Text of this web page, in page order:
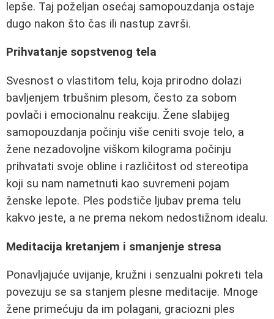
lepše. Taj poželjan osećaj samopouzdanja ostaje
dugo nakon što čas ili nastup završi.
Prihvatanje sopstvenog tela
Svesnost o vlastitom telu, koja prirodno dolazi
bavljenjem trbušnim plesom, često za sobom
povlači i emocionalnu reakciju. Žene slabijeg
samopouzdanja počinju više ceniti svoje telo, a
žene nezadovoljne viškom kilograma počinju
prihvatati svoje obline i različitost od stereotipa
koji su nam nametnuti kao suvremeni pojam
ženske lepote. Ples podstiče ljubav prema telu
kakvo jeste, a ne prema nekom nedostižnom idealu.
Meditacija kretanjem i smanjenje stresa
Ponavljajuće uvijanje, kružni i senzualni pokreti tela
povezuju se sa stanjem plesne meditacije. Mnoge
žene primećuju da im polagani, graciozni ples